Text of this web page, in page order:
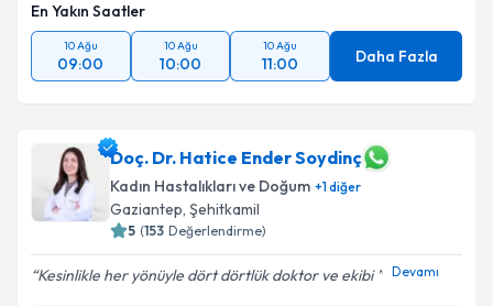
En Yakın Saatler
10 Ağu
09:00
10 Ağu
10:00
10 Ağu
11:00 Daha Fazla
Doç. Dr. Hatice Ender Soydinç
Kadın Hastalıkları ve Doğum +1diğer
Gaziantep, Şehitkamil
5 (153 Değerlendirme)
Kesinlikle her yönüyle dört dörtlük doktor ve ekibi Devamı